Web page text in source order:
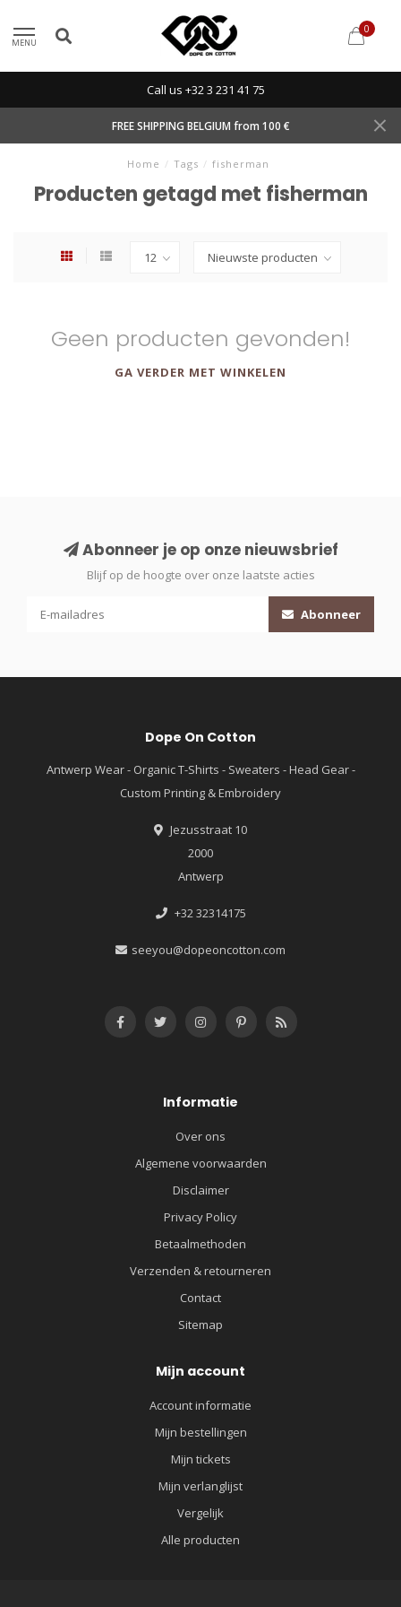
MENU
0
Call us +32 3 231 41 75
FREE SHIPPING BELGIUM from 100 €
Home / Tags / fisherman
Producten getagd met fisherman
Geen producten gevonden!
GA VERDER MET WINKELEN
Abonneer je op onze nieuwsbrief
Blijf op de hoogte over onze laatste acties
Abonneer
Dope On Cotton
Antwerp Wear - Organic T-Shirts - Sweaters - Head Gear -
Custom Printing & Embroidery
Jezusstraat 10
2000
Antwerp
+32 32314175
seeyou@dopeoncotton.com
Informatie
Over ons
Algemene voorwaarden
Disclaimer
Privacy Policy
Betaalmethoden
Verzenden & retourneren
Contact
Sitemap
Mijn account
Account informatie
Mijn bestellingen
Mijn tickets
Mijn verlanglijst
Vergelijk
Alle producten